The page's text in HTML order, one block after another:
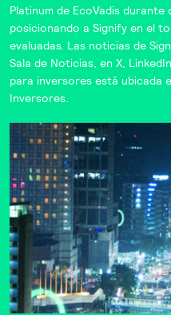
Platinum de EcoVadisdurante
posicionando a Signify en el
evaluadas. Las noticias de
Sala de Noticias, en X, LinkedIn
para inversores está ubicada
Inversores.